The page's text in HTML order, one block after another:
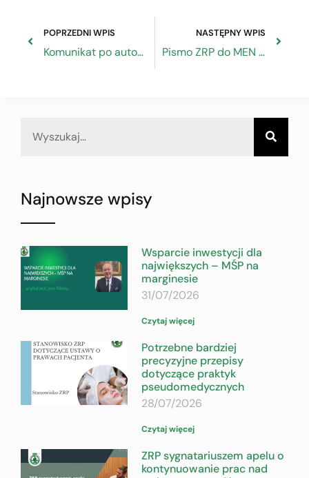
POPRZEDNI WPIS
Komunikat po autonomicznym posiedzeniu partnerów społecznych RDS
NASTĘPNY WPIS
Pismo ZRP do MEN ws powrotu uczniów do realizacji programu praktycznej nauki zawodu
Najnowsze wpisy
Wsparcie inwestycji dla
największych – MŚP na
marginesie
31/07/2026
Czytaj więcej
Potrzebne bardziej
precyzyjne przepisy
dotyczące praktyk
pseudomedycznych
28/07/2026
Czytaj więcej
ZRP sygnatariuszem apelu o
kontynuowanie prac nad